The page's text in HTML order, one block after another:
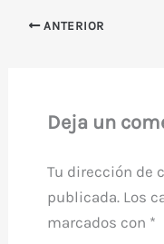
ANTERIOR
Deja un
Tu dirección de
publicada. Los
marcados con *